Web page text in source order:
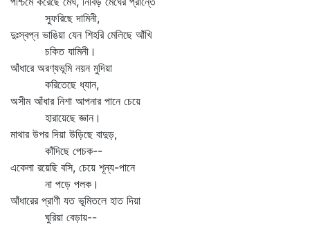
স্ফুরিছে দামিনী,
দুঃস্বপ্ন ভাঙিয়া যেন শিহরি মেলিছে আঁখি
চকিত যামিনী।
আঁধারে অরণ্যভূমি নয়ন মুদিয়া
করিতেছে ধ্যান,
অসীম আঁধার নিশা আপনার পানে চেয়ে
হারায়েছে জ্ঞান।
মাথার উপর দিয়া উড়িছে বাদুড়,
কাঁদিছে পেচক--
একেলা রয়েছি বসি, চেয়ে শূন্য-পানে
না পড়ে পলক।
আঁধারের প্রাণী যত ভূমিতলে হাত দিয়া
ঘুরিয়া বেড়ায়--